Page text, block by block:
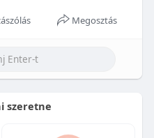
Megosztás
szeretne